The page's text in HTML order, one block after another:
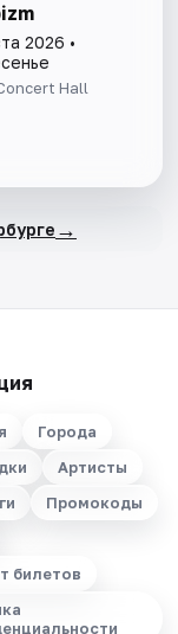
2026 •
Hall
→
Города
Артисты
Промокоды
билетов